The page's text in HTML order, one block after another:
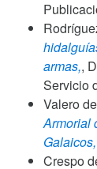
armas,,
Servicio
Valero
Armorial
Galaicos,
Crespo